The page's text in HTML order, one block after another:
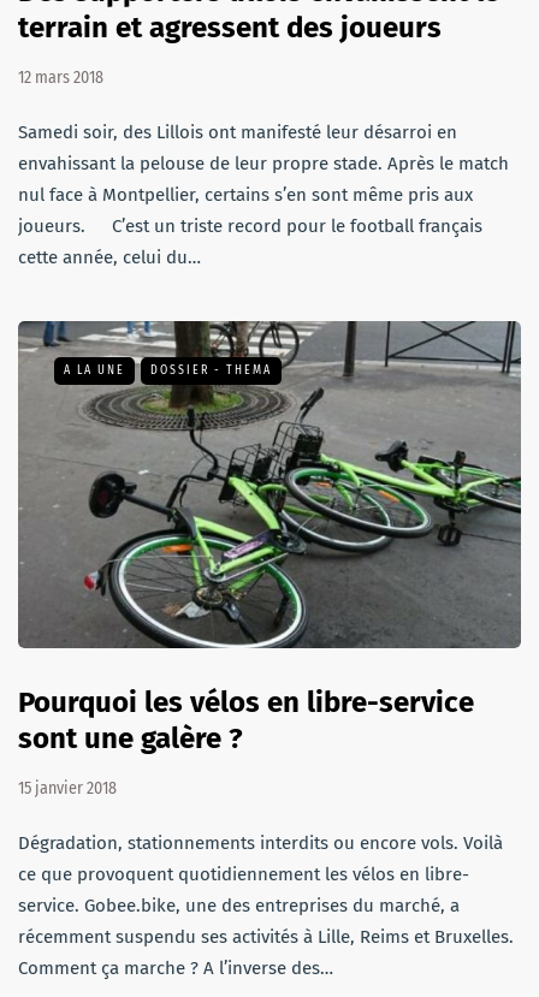
terrain et agressent des joueurs
12 mars 2018
Samedi soir, des Lillois ont manifesté leur désarroi en
envahissant la pelouse de leur propre stade. Après le match
nul face à Montpellier, certains s’en sont même pris aux
joueurs. C’est un triste record pour le football français
cette année, celui du…
A LA UNE DOSSIER - THEMA
Pourquoi les vélos en libre-service
sont une galère ?
15 janvier 2018
Dégradation, stationnements interdits ou encore vols. Voilà
ce que provoquent quotidiennement les vélos en libre-
service. Gobee.bike, une des entreprises du marché, a
récemment suspendu ses activités à Lille, Reims et Bruxelles.
Comment ça marche ? A l’inverse des…